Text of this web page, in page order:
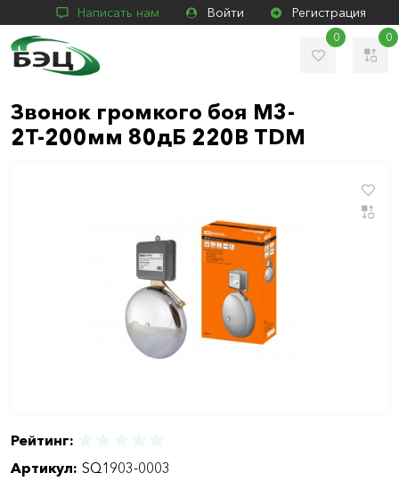
Написать нам Войти Регистрация
0 0
Звонок громкого боя М3-
2Т-200мм 80дБ 220В TDM
Рейтинг:
Артикул: SQ1903-0003